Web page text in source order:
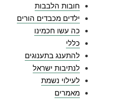
חובות הלבבות
ילדים מכבדים הורים
כה עשו חכמינו
כללי
להתענג בתענוגים
לנתיבות ישראל
לעילוי נשמת
מאמרים